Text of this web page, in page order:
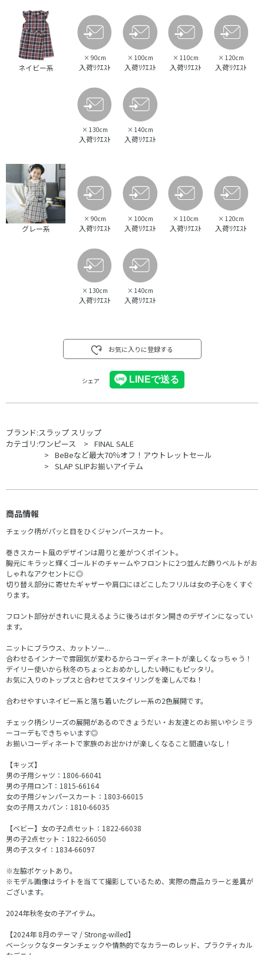
ネイビー系
× 90cm
入荷ﾘｸｴｽﾄ
× 100cm
入荷ﾘｸｴｽﾄ
× 110cm
入荷ﾘｸｴｽﾄ
× 120cm
入荷ﾘｸｴｽﾄ
× 130cm
入荷ﾘｸｴｽﾄ
× 140cm
入荷ﾘｸｴｽﾄ
グレー系
× 90cm
入荷ﾘｸｴｽﾄ
× 100cm
入荷ﾘｸｴｽﾄ
× 110cm
入荷ﾘｸｴｽﾄ
× 120cm
入荷ﾘｸｴｽﾄ
× 130cm
入荷ﾘｸｴｽﾄ
× 140cm
入荷ﾘｸｴｽﾄ
お気に入りに登録する
シェア
ブランド:スラップ スリップ
カテゴリ:ワンピース
FINAL SALE
BeBeなど最大70％オフ！アウトレットセール
SLAP SLIPお揃いアイテム
商品情報
チェック柄がパッと目をひくジャンパースカート。
巻きスカート風のデザインは周りと差がつくポイント。
胸元にキラッと輝くゴールドのチャームやフロントに2つ並んだ飾りベルトがお
しゃれなアクセントに◎
切り替え部分に寄せたギャザーや肩口にほどこしたフリルは女の子心をくすぐ
ります。
フロント部分がきれいに見えるように後ろはボタン開きのデザインになってい
ます。
ニットにブラウス、カットソー...
合わせるインナーで雰囲気が変わるからコーディネートが楽しくなっちゃう！
デイリー使いから秋冬のちょっとおめかししたい時にもピッタリ。
お気に入りのトップスと合わせてスタイリングを楽しんでね！
合わせやすいネイビー系と落ち着いたグレー系の2色展開です。
チェック柄シリーズの展開があるのできょうだい・お友達とのお揃いやシミラ
ーコーデもできちゃいます◎
お揃いコーディネートで家族のお出かけが楽しくなること間違いなし！
【キッズ】
男の子用シャツ：1806-66041
男の子用ロンT：1815-66164
女の子用ジャンパースカート：1803-66015
女の子用スカパン：1810-66035
【ベビー】女の子2点セット：1822-66038
男の子2点セット：1822-66050
男の子スタイ：1834-66097
※左脇ポケットあり。
※モデル画像はライトを当てて撮影しているため、実際の商品カラーと差異が
ございます。
2024年秋冬女の子アイテム。
【2024年 8月のテーマ / Strong-willed】
ベーシックなタータンチェックや情熱的でなカラーのレッド、プラクティカル